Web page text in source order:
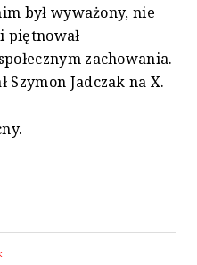
był wyważony, nie
piętnował
zachowania.
Szymon Jadczak na X.